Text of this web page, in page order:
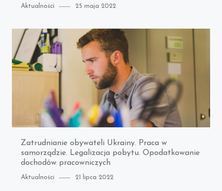
Category
Aktualności
Posted
25 maja 2022
Zatrudnianie obywateli Ukrainy. Praca w
samorządzie. Legalizacja pobytu. Opodatkowanie
dochodów pracowniczych
Category
Aktualności
Posted
21 lipca 2022